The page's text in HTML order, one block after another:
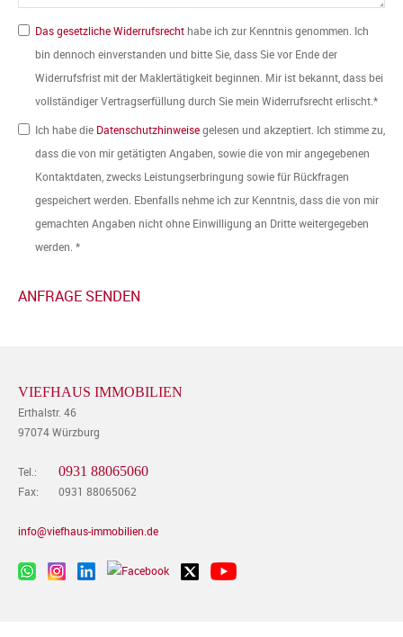
Das gesetzliche Widerrufsrecht habe ich zur Kenntnis genommen. Ich
bin dennoch einverstanden und bitte Sie, dass Sie vor Ende der
Widerrufsfrist mit der Maklertätigkeit beginnen. Mir ist bekannt, dass bei
vollständiger Vertragserfüllung durch Sie mein Widerrufsrecht erlischt.*
Ich habe die Datenschutzhinweisegelesen und akzeptiert. Ich stimme zu,
dass die von mir getätigten Angaben, sowie die von mir angegebenen
Kontaktdaten, zwecks Leistungserbringung sowie für Rückfragen
gespeichert werden. Ebenfalls nehme ich zur Kenntnis, dass die von mir
gemachten Angaben nicht ohne Einwilligung an Dritte weitergegeben
werden. *
VIEFHAUS IMMOBILIEN
Erthalstr. 46
97074 Würzburg
Tel.: 0931 88065060
Fax: 0931 88065062
info@viefhaus-immobilien.de